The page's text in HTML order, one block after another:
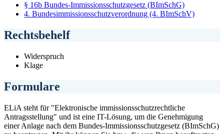
§ 16b Bundes-Immissionsschutzgesetz (BImSchG)
4. Bundesimmissionsschutzverordnung (4. BImSchV)
Rechtsbehelf
Widerspruch
Klage
Formulare
ELiA steht für "Elektronische immissionsschutzrechtliche
Antragsstellung" und ist eine IT-Lösung, um die Genehmigung
einer Anlage nach dem Bundes-Immissionsschutzgesetz (BImSchG)